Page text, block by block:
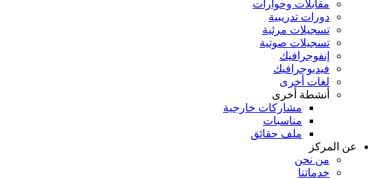
مقابلات وحوارات
دورات تدريبية
تسجيلات مرئية
تسجيلات صوتية
إنفوجرافيك
فيديوجرافيك
لغات أخرى
أنشطة أخرى
مشاركات خارجية
مناسبات
ملف حقائق
عن المركز
من نحن
خدماتنا